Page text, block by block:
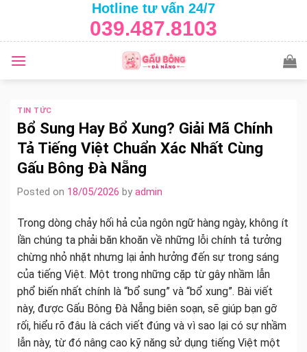
content
Hotline tư vấn 24/7
039.487.8103
TIN TỨC
Bổ Sung Hay Bổ Xung? Giải Mã Chính
Tả Tiếng Việt Chuẩn Xác Nhất Cùng
Gấu Bông Đà Nẵng
Posted on 18/05/2026 by admin
Trong dòng chảy hối hả của ngôn ngữ hàng ngày, không ít
lần chúng ta phải băn khoăn về những lỗi chính tả tưởng
chừng nhỏ nhặt nhưng lại ảnh hưởng đến sự trong sáng
của tiếng Việt. Một trong những cặp từ gây nhầm lẫn
phổ biến nhất chính là “bổ sung” và “bổ xung”. Bài viết
này, được Gấu Bông Đà Nẵng biên soạn, sẽ giúp bạn gỡ
rối, hiểu rõ đâu là cách viết đúng và vì sao lại có sự nhầm
lẫn này, từ đó nâng cao kỹ năng sử dụng tiếng Việt một